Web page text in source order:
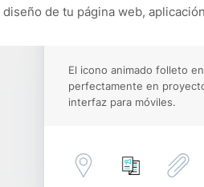
de tu página web,
El icono animado folleto
perfectamente en
interfaz para móviles.